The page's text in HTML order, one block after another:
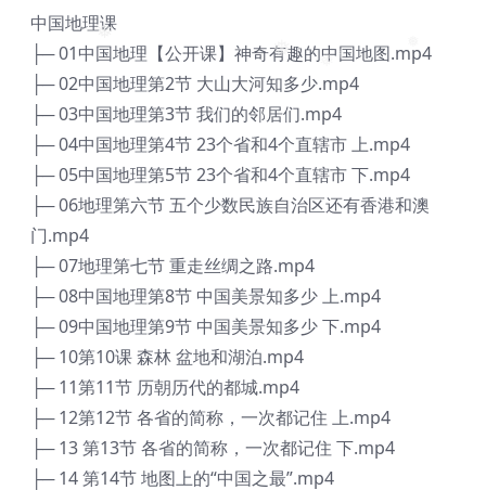
❅
❅
❅ ❅
中国地理课
├─ 01中国地理【公开课】神奇有趣的中国地图.mp4
├─ 02中国地理第2节 大山大河知多少.mp4
├─ 03中国地理第3节 我们的邻居们.mp4
├─ 04中国地理第4节 23个省和4个直辖市 上.mp4
├─ 05中国地理第5节 23个省和4个直辖市 下.mp4
├─ 06地理第六节 五个少数民族自治区还有香港和澳
门.mp4
├─ 07地理第七节 重走丝绸之路.mp4
├─ 08中国地理第8节 中国美景知多少 上.mp4
├─ 09中国地理第9节 中国美景知多少 下.mp4
├─ 10第10课 森林 盆地和湖泊.mp4
├─ 11第11节 历朝历代的都城.mp4
├─ 12第12节 各省的简称，一次都记住 上.mp4
├─ 13 第13节 各省的简称，一次都记住 下.mp4
├─ 14 第14节 地图上的“中国之最”.mp4